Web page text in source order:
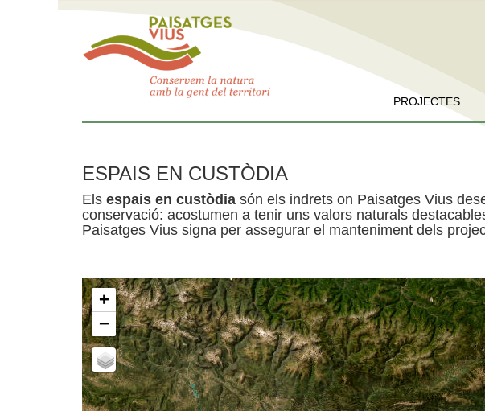
PROJECTES
ESPAIS EN CUSTÒDIA
Els espais en custòdia són els indrets on Paisatges Vius
conservació: acostumen a tenir uns valors naturals
Paisatges Vius signa per assegurar el manteniment dels
+
−